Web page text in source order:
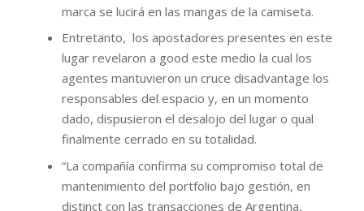
marca se lucirá en las mangas de la camiseta.
Entretanto, los apostadores presentes en este
lugar revelaron a good este medio la cual los
agentes mantuvieron un cruce disadvantage los
responsables del espacio y, en un momento
dado, dispusieron el desalojo del lugar o qual
finalmente cerrado en su totalidad.
“La compañía confirma su compromiso total de
mantenimiento del portfolio bajo gestión, en
distinct con las transacciones de Argentina,